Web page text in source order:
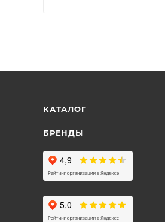
КАТАЛОГ
БРЕНДЫ